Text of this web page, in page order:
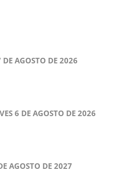
AGOSTO DE 2026
6 DE AGOSTO DE 2026
AGOSTO DE 2027